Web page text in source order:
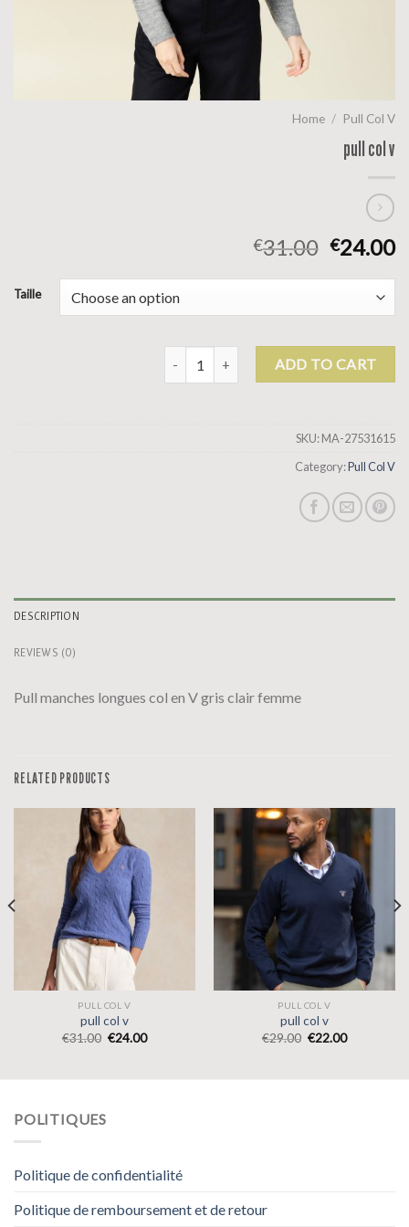
Home / Pull Col V
pull col v
€31.00 €24.00
Taille
ADD TO CART
SKU:MA-27531615
Category:Pull Col V
DESCRIPTION
REVIEWS (0)
Pull manches longues col en V gris clair femme
RELATED PRODUCTS
PULL COL V
pull col v
€31.00 €24.00
PULL COL V
pull col v
€29.00 €22.00
POLITIQUES
Politique de confidentialité
Politique de remboursement et de retour